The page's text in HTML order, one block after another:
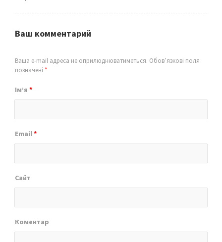
Ваш комментарий
Ваша e-mail адреса не оприлюднюватиметься. Обов’язкові поля
позначені *
Ім’я *
Email*
Сайт
Коментар